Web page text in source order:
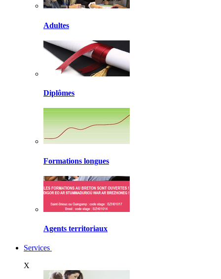
Adultes
Diplômes
Formations longues
Agents territoriaux
Services
X